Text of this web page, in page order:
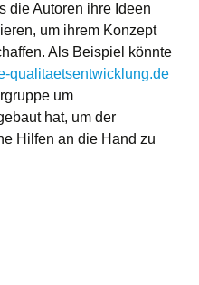
die Autoren ihre Ideen
um ihrem Konzept
Als Beispiel könnte
qualitaetsentwicklung.de
um
hat, um der
Hilfen an die Hand zu